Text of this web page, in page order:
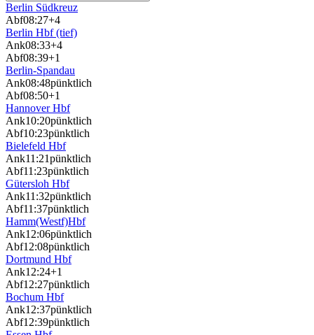
Berlin Südkreuz
Abf08:27+4
Berlin Hbf (tief)
Ank08:33+4
Abf08:39+1
Berlin-Spandau
Ank08:48pünktlich
Abf08:50+1
Hannover Hbf
Ank10:20pünktlich
Abf10:23pünktlich
Bielefeld Hbf
Ank11:21pünktlich
Abf11:23pünktlich
Gütersloh Hbf
Ank11:32pünktlich
Abf11:37pünktlich
Hamm(Westf)Hbf
Ank12:06pünktlich
Abf12:08pünktlich
Dortmund Hbf
Ank12:24+1
Abf12:27pünktlich
Bochum Hbf
Ank12:37pünktlich
Abf12:39pünktlich